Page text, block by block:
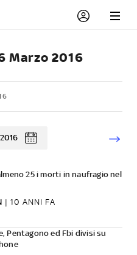
Marzo 2016
25 i morti in naufragio nel
| 10 ANNI FA
Pentagono ed Fbi divisi su